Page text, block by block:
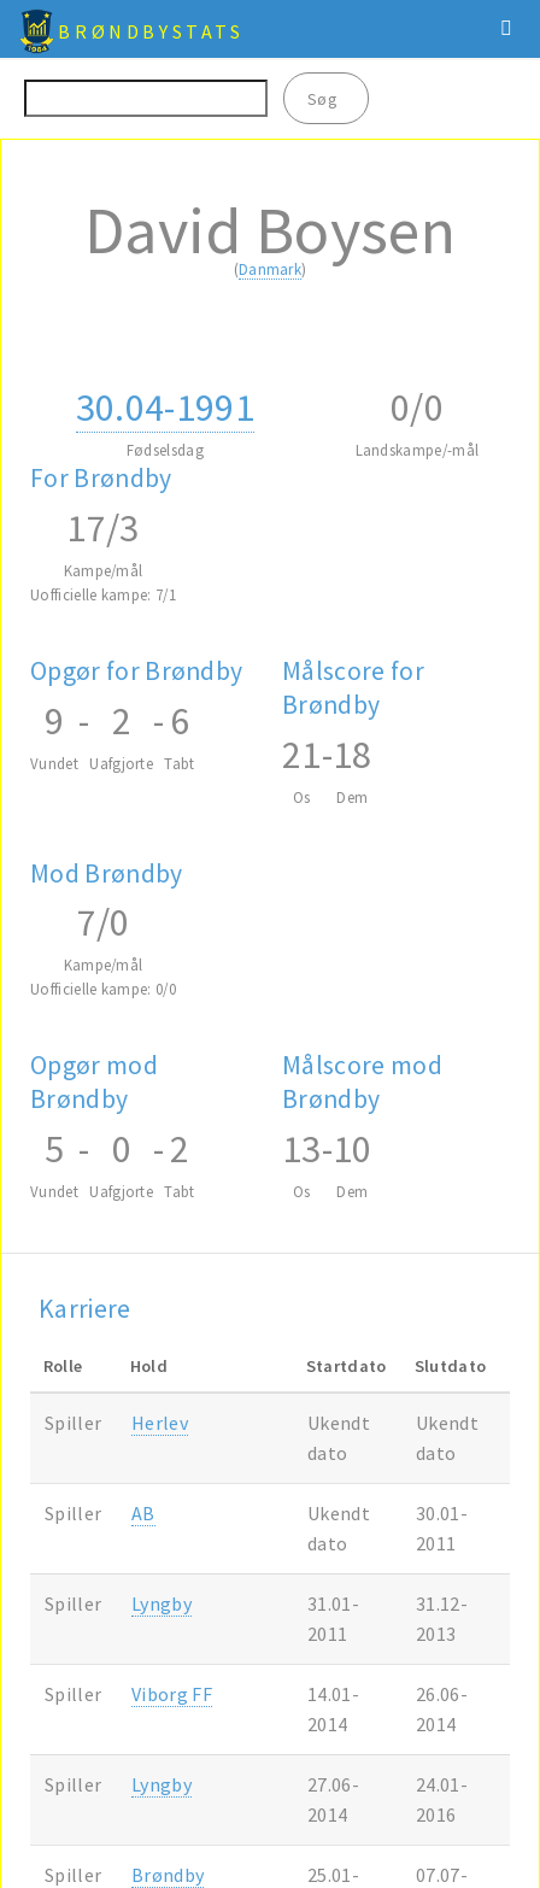
BRØNDBYSTATS
David Boysen
(Danmark)
30.04-1991
Fødselsdag
0/0
Landskampe/-mål
For Brøndby
17/3
Kampe/mål
Uofficielle kampe: 7/1
Opgør for Brøndby
9
Vundet
- 2
Uafgjorte
- 6
Tabt
Målscore for
Brøndby
21
Os
-18
Dem
Mod Brøndby
7/0
Kampe/mål
Uofficielle kampe: 0/0
Opgør mod
Brøndby
5
Vundet
- 0
Uafgjorte
-2
Tabt
Målscore mod
Brøndby
13
Os
-10
Dem
Karriere
Rolle Hold Startdato Slutdato
Spiller Herlev
Ukendt
dato
Ukendt
dato
Spiller AB
Ukendt
dato
30.01-
2011
Spiller Lyngby
31.01-
2011
31.12-
2013
Spiller Viborg FF
14.01-
2014
26.06-
2014
Spiller Lyngby
27.06-
2014
24.01-
2016
Spiller Brøndby
25.01-
07.07-